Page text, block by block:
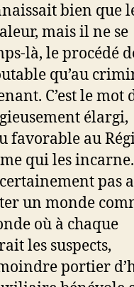
bien que
mais il ne se
là, le procédé
qu’au
C’est le mot
élargi,
favorable au
qui les
pas
un monde
où à chaque
les suspects,
portier